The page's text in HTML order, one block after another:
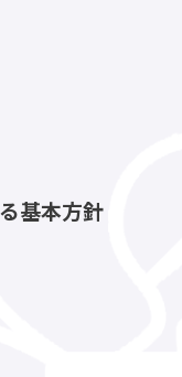
基本方針